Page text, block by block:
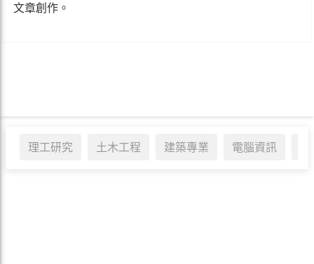
理工研究 土木工程 建築專業 電腦資訊
文章創作。